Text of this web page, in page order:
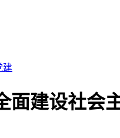
建
面建设社会